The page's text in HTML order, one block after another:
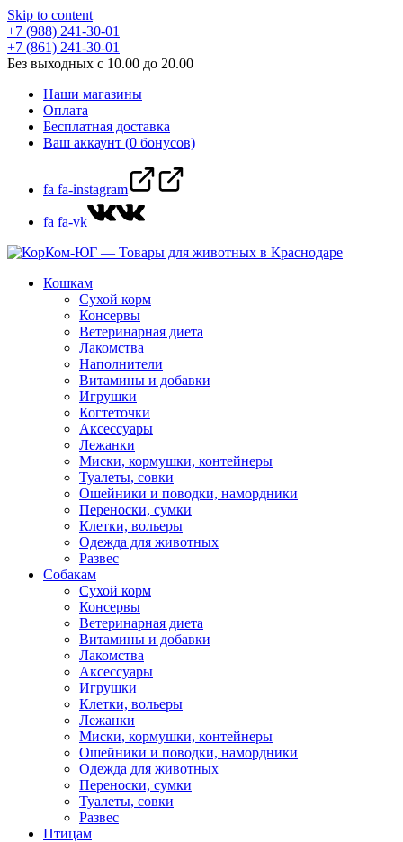
Skip to content
+7 (988) 241-30-01
+7 (861) 241-30-01
Без выходных с 10.00 до 20.00
Наши магазины
Оплата
Бесплатная доставка
Ваш аккаунт (0 бонусов)
fa fa-instagram
fa fa-vk
Кошкам
Сухой корм
Консервы
Ветеринарная диета
Лакомства
Наполнители
Витамины и добавки
Игрушки
Когтеточки
Аксессуары
Лежанки
Миски, кормушки, контейнеры
Туалеты, совки
Ошейники и поводки, намордники
Переноски, сумки
Клетки, вольеры
Одежда для животных
Развес
Собакам
Сухой корм
Консервы
Ветеринарная диета
Витамины и добавки
Лакомства
Аксессуары
Игрушки
Клетки, вольеры
Лежанки
Миски, кормушки, контейнеры
Ошейники и поводки, намордники
Одежда для животных
Переноски, сумки
Туалеты, совки
Развес
Птицам